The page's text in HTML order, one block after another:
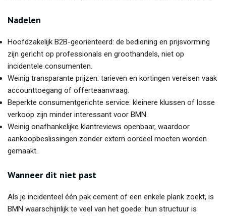
Nadelen
Hoofdzakelijk B2B-georiënteerd: de bediening en prijsvorming
zijn gericht op professionals en groothandels, niet op
incidentele consumenten.
Weinig transparante prijzen: tarieven en kortingen vereisen vaak
accounttoegang of offerteaanvraag.
Beperkte consumentgerichte service: kleinere klussen of losse
verkoop zijn minder interessant voor BMN.
Weinig onafhankelijke klantreviews openbaar, waardoor
aankoopbeslissingen zonder extern oordeel moeten worden
gemaakt.
Wanneer dit niet past
Als je incidenteel één pak cement of een enkele plank zoekt, is
BMN waarschijnlijk te veel van het goede: hun structuur is